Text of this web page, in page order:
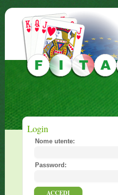
Login
Nome utente:
Password: